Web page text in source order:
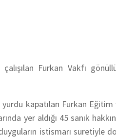
çalışılan Furkan Vakfı
kapatılan Furkan
yer aldığı 45 sanık
istismarı suretiyle